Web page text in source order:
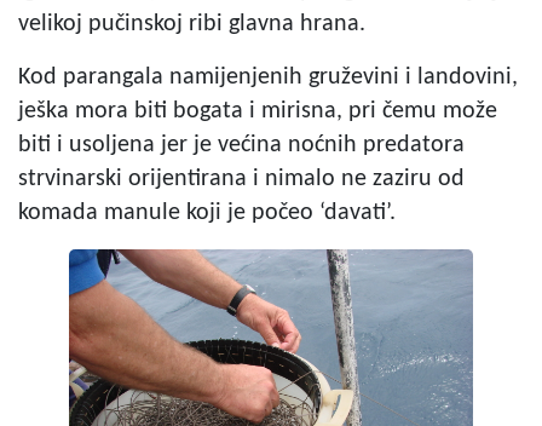
velikoj pučinskoj ribi glavna hrana.
Kod parangala namijenjenih gruževini i landovini,
ješka mora biti bogata i mirisna, pri čemu može
biti i usoljena jer je većina noćnih predatora
strvinarski orijentirana i nimalo ne zaziru od
komada manule koji je počeo ‘davati’.